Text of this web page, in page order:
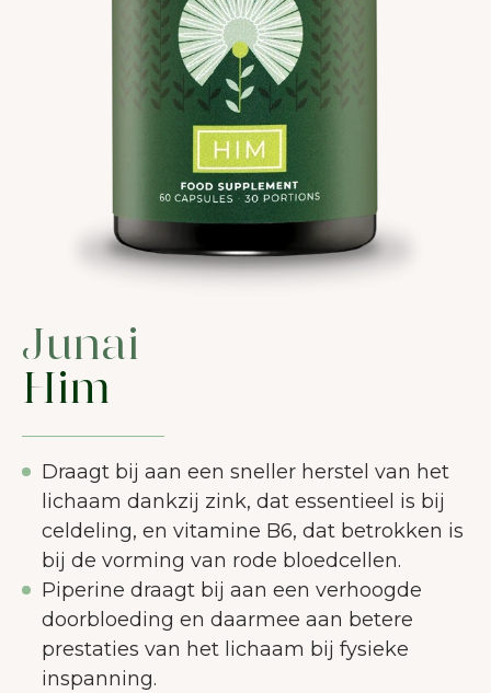
Junai
Him
Draagt bij aan een sneller herstel van het
lichaam dankzij zink, dat essentieel is bij
celdeling, en vitamine B6, dat betrokken is
bij de vorming van rode bloedcellen.
Piperine draagt bij aan een verhoogde
doorbloeding en daarmee aan betere
prestaties van het lichaam bij fysieke
inspanning.